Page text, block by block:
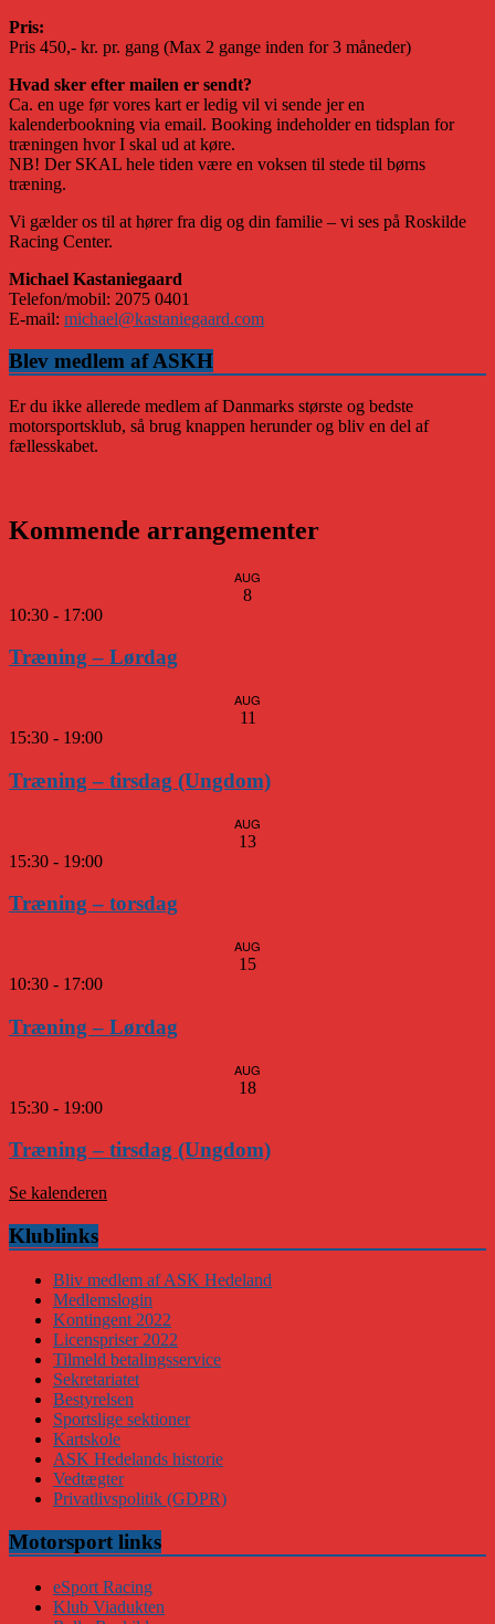
Pris:
Pris 450,- kr. pr. gang (Max 2 gange inden for 3 måneder)
Hvad sker efter mailen er sendt?
Ca. en uge før vores kart er ledig vil vi sende jer en
kalenderbookning via email. Booking indeholder en tidsplan for
træningen hvor I skal ud at køre.
NB! Der SKAL hele tiden være en voksen til stede til børns
træning.
Vi gælder os til at hører fra dig og din familie – vi ses på Roskilde
Racing Center.
Michael Kastaniegaard
Telefon/mobil: 2075 0401
E-mail: michael@kastaniegaard.com
Blev medlem af ASKH
Er du ikke allerede medlem af Danmarks største og bedste
motorsportsklub, så brug knappen herunder og bliv en del af
fællesskabet.
Kommende arrangementer
AUG
8
10:30 - 17:00
Træning – Lørdag
AUG
11
15:30 - 19:00
Træning – tirsdag (Ungdom)
AUG
13
15:30 - 19:00
Træning – torsdag
AUG
15
10:30 - 17:00
Træning – Lørdag
AUG
18
15:30 - 19:00
Træning – tirsdag (Ungdom)
Se kalenderen
Klublinks
Bliv medlem af ASK Hedeland
Medlemslogin
Kontingent 2022
Licenspriser 2022
Tilmeld betalingsservice
Sekretariatet
Bestyrelsen
Sportslige sektioner
Kartskole
ASK Hedelands historie
Vedtægter
Privatlivspolitik (GDPR)
Motorsport links
eSport Racing
Klub Viadukten